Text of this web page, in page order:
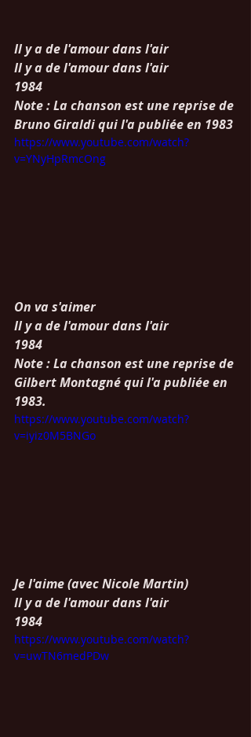
Il y a de l'amour dans l'air
Il y a de l'amour dans l'air
1984
Note : La chanson est une reprise de
Bruno Giraldi qui l'a publiée en 1983
https://www.youtube.com/watch?
v=YNyHpRmcOng
On va s'aimer
Il y a de l'amour dans l'air
1984
Note : La chanson est une reprise de
Gilbert Montagné qui l'a publiée en
1983.
https://www.youtube.com/watch?
v=iyiz0M5BNGo
Je l'aime (avec Nicole Martin)
Il y a de l'amour dans l'air
1984
https://www.youtube.com/watch?
v=uwTN6medPDw